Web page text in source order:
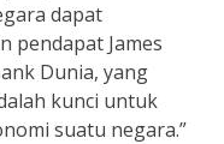
dapat
pendapat James
Dunia, yang
kunci untuk
suatu negara.”